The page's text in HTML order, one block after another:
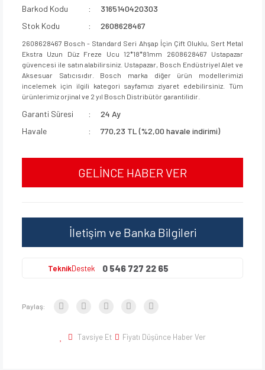
Barkod Kodu
3165140420303
Stok Kodu
2608628467
2608628467 Bosch - Standard Seri Ahşap İçin Çift Oluklu, Sert Metal
Ekstra Uzun Düz Freze Ucu 12*18*81mm 2608628467 Ustapazar
güvencesi ile satın alabilirsiniz. Ustapazar, Bosch Endüstriyel Alet ve
Aksesuar Satıcısıdır. Bosch marka diğer ürün modellerimizi
incelemek için ilgili kategori sayfamızı ziyaret edebilirsiniz. Tüm
ürünlerimiz orjinal ve 2 yıl Bosch Distribütör garantilidir.
Garanti Süresi
24 Ay
Havale
770,23 TL (%2,00 havale indirimi)
GELİNCE HABER VER
İletişim ve Banka Bilgileri
TeknikDestek 0 546 727 22 65
Paylaş:
Tavsiye Et Fiyatı Düşünce Haber Ver